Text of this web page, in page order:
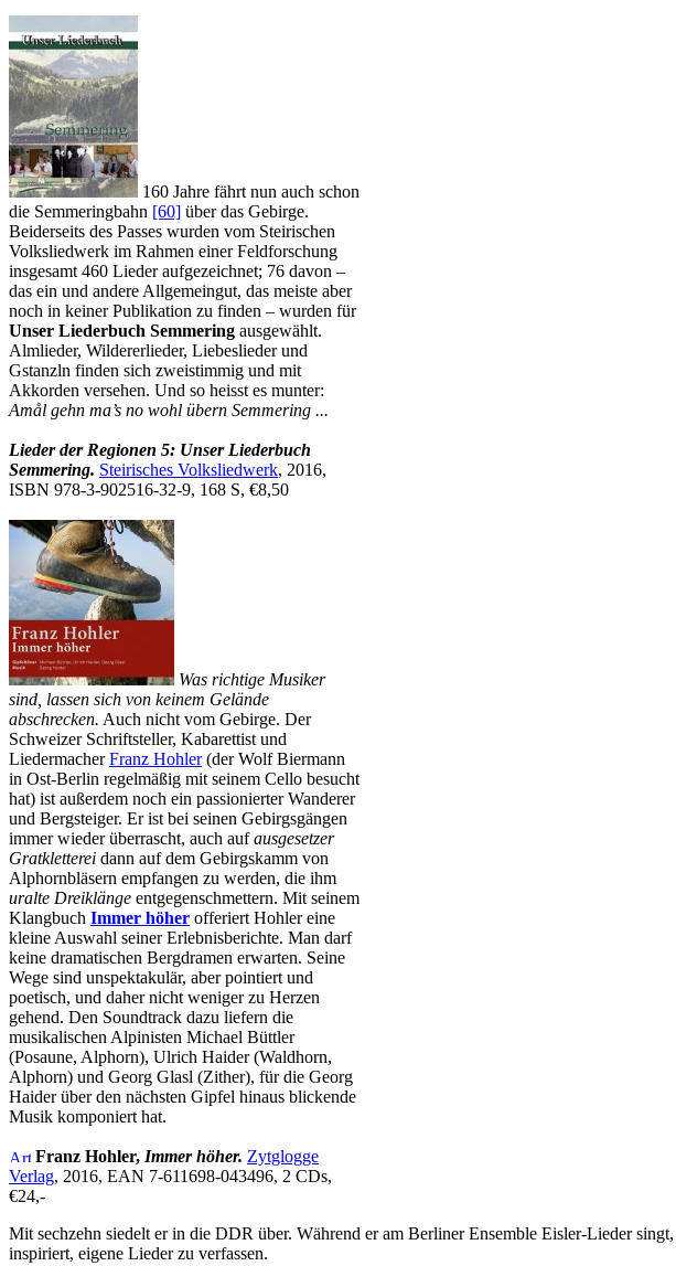
160 Jahre fährt nun auch schon
die Semmeringbahn [60] über das Gebirge.
Beiderseits des Passes wurden vom Steirischen
Volksliedwerk im Rahmen einer Feldforschung
insgesamt 460 Lieder aufgezeichnet; 76 davon –
das ein und andere Allgemeingut, das meiste aber
noch in keiner Publikation zu finden – wurden für
Unser Liederbuch Semmering ausgewählt.
Almlieder, Wildererlieder, Liebeslieder und
Gstanzln finden sich zweistimmig und mit
Akkorden versehen. Und so heisst es munter:
Amål gehn ma’s no wohl übern Semmering ...
Lieder der Regionen 5: Unser Liederbuch
Semmering. Steirisches Volksliedwerk, 2016,
ISBN 978-3-902516-32-9, 168 S, €8,50
Was richtige Musiker
sind, lassen sich von keinem Gelände
abschrecken. Auch nicht vom Gebirge. Der
Schweizer Schriftsteller, Kabarettist und
LiedermacherFranz Hohler(der Wolf Biermann
in Ost-Berlin regelmäßig mit seinem Cello besucht
hat) ist außerdem noch ein passionierter Wanderer
und Bergsteiger. Er ist bei seinen Gebirgsgängen
immer wieder überrascht, auch aufausgesetzer
Gratkletterei dann auf dem Gebirgskamm von
Alphornbläsern empfangen zu werden, die ihm
uralte Dreiklänge entgegenschmettern. Mit seinem
Klangbuch Immer höher offeriert Hohler eine
kleine Auswahl seiner Erlebnisberichte. Man darf
keine dramatischen Bergdramen erwarten. Seine
Wege sind unspektakulär, aber pointiert und
poetisch, und daher nicht weniger zu Herzen
gehend. Den Soundtrack dazu liefern die
musikalischen Alpinisten Michael Büttler
(Posaune, Alphorn), Ulrich Haider (Waldhorn,
Alphorn) und Georg Glasl (Zither), für die Georg
Haider über den nächsten Gipfel hinaus blickende
Musik komponiert hat.
Franz Hohler, Immer höher. Zytglogge
Verlag, 2016, EAN 7-611698-043496, 2 CDs,
€24,-
Mit sechzehn siedelt er in die DDR über. Während er am Berliner Ensemble Eisler-Lieder
inspiriert, eigene Lieder zu verfassen.